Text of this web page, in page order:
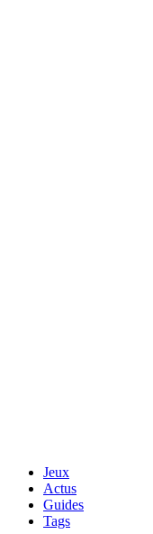
Jeux
Actus
Guides
Tags